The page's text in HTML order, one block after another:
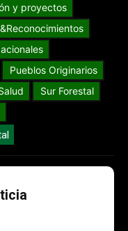
y proyectos
Pueblos Originarios
Sur Forestal